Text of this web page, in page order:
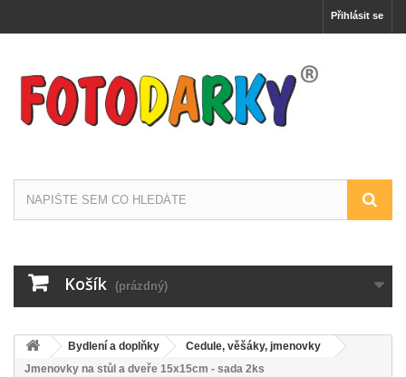
Přihlásit se
Košík (prázdný)
Bydlení a doplňky
Cedule, věšáky, jmenovky
Jmenovky na stůl a dveře 15x15cm - sada 2ks